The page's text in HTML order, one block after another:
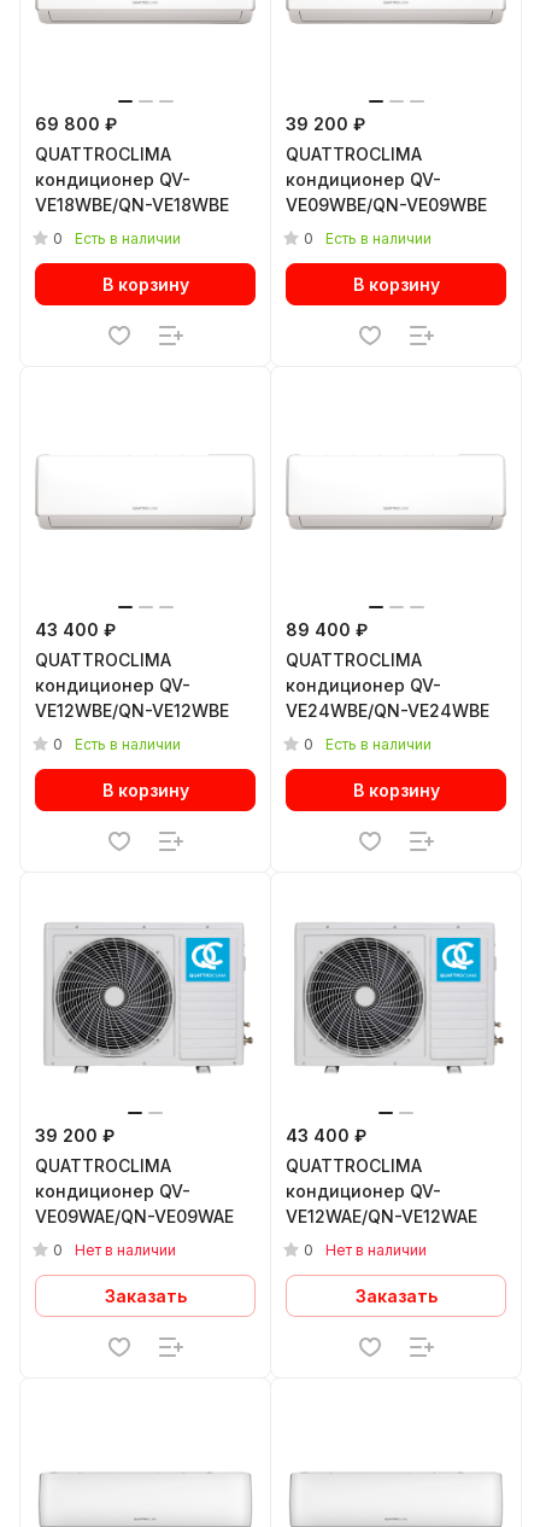
69 800 ₽
QUATTROCLIMA
кондиционер QV-
VE18WBE/QN-VE18WBE
0 Есть в наличии
В корзину
39 200 ₽
QUATTROCLIMA
кондиционер QV-
VE09WBE/QN-VE09WBE
0 Есть в наличии
В корзину
43 400 ₽
QUATTROCLIMA
кондиционер QV-
VE12WBE/QN-VE12WBE
0 Есть в наличии
В корзину
89 400 ₽
QUATTROCLIMA
кондиционер QV-
VE24WBE/QN-VE24WBE
0 Есть в наличии
В корзину
39 200 ₽
QUATTROCLIMA
кондиционер QV-
VE09WAE/QN-VE09WAE
0 Нет в наличии
Заказать
43 400 ₽
QUATTROCLIMA
кондиционер QV-
VE12WAE/QN-VE12WAE
0 Нет в наличии
Заказать